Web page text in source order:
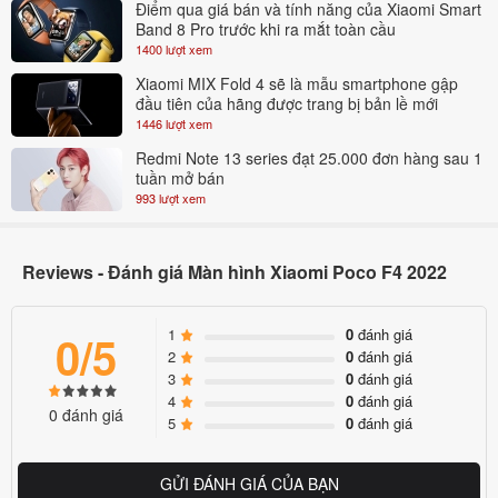
điểm tiếp xúc socket giữa màn hình và mainboard. Bạn mang máy
đến trung tâm Ngọc Nguyễn Care để các kỹ thuật viên tại đây hỗ
trợ vệ sinh hoàn toàn miễn phí.
Thay màn hình Xiaomi có mất chống nước không?
Xiaomi đã trang bị các dòng máy của mình tính năng chống nước
giúp hạn chế các lỗi do nước gây ra. Điều này cũng làm cho việc
phần màn hình và sườn vỏ Xiaomi, khiến điện thoại bạn lại như mới
Quy trình thay màn hình Xiaomi tại Ngọc Nguyễn Care
Bước 1 : Hệ thống Ngọc Nguyễn Care sẽ nhận máy trực tiếp và
nghe nhu cầu của khách hàng để có thể kiểm tra được tình trạng
Bước 2 : Tháo máy và kiếm tra chi tiết về tình trạng máy.
Điểm qua giá bán và tính năng của Xiaomi Smart
Band 8 Pro trước khi ra mắt toàn cầu
1400 lượt xem
Xiaomi MIX Fold 4 sẽ là mẫu smartphone gập
đầu tiên của hãng được trang bị bản lề mới
1446 lượt xem
Redmi Note 13 series đạt 25.000 đơn hàng sau 1
tuần mở bán
993 lượt xem
Reviews - Đánh giá Màn hình Xiaomi Poco F4 2022
0/5
0 đánh giá
1 0đánh giá
2
0đánh giá
3
0đánh giá
4
0đánh giá
5
0đánh giá
GỬI ĐÁNH GIÁ CỦA BẠN